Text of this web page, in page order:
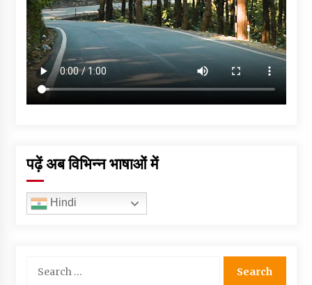
पढ़ें अब विभिन्न भाषाओं में
Hindi
for: